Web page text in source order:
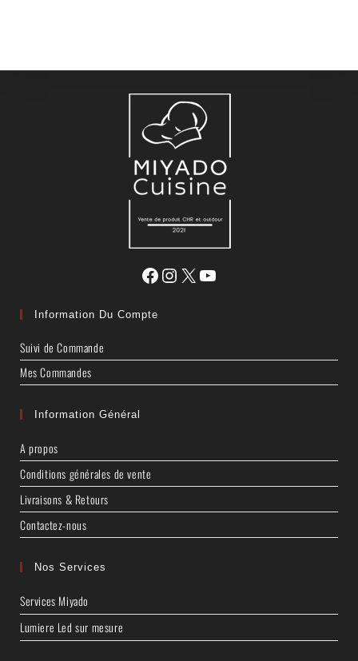
Information Du Compte
Suivi de Commande
Mes Commandes
Information Général
A propos
Conditions générales de vente
Livraisons & Retours
Contactez-nous
Nos Services
Services Miyado
Lumiere Led sur mesure